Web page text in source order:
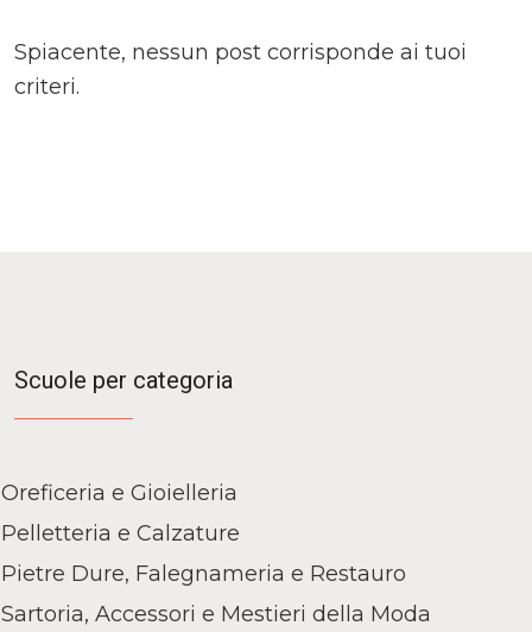
Spiacente, nessun post corrisponde ai tuoi
criteri.
Scuole per categoria
Oreficeria e Gioielleria
Pelletteria e Calzature
Pietre Dure, Falegnameria e Restauro
Sartoria, Accessori e Mestieri della Moda